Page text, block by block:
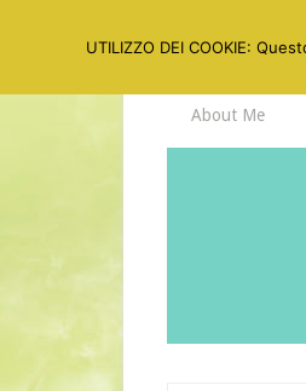
About Me
UTILIZZO DEI COOKIE: